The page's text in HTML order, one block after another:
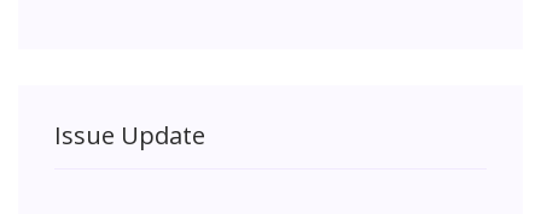
Issue Update